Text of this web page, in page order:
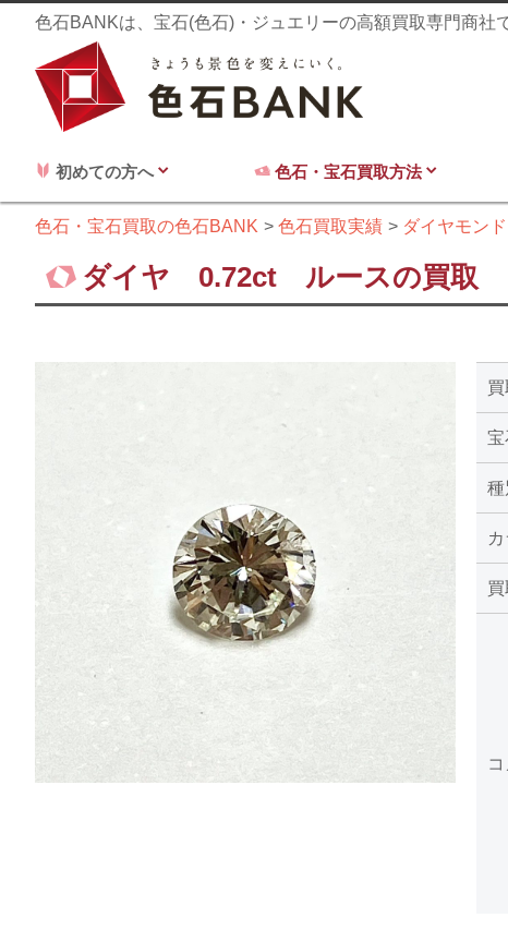
色石BANKは、宝石(色石)・ジュエリーの高額買取専門商社
初めての方へ 色石・宝石買取方法
色石・宝石買取の色石BANK 色石買取実績 ダイヤモンド
ダイヤ 0.72ct ルースの買取
買
宝
種